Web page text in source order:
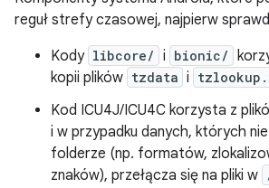
reguł strefy czasowej, najpierw
Kody libcore/ i bionic/
kopii plików tzdata i
Kod ICU4J/ICU4C korzysta z
i w przypadku danych, których
folderze (np. formatów,
znaków), przełącza się na pliki w